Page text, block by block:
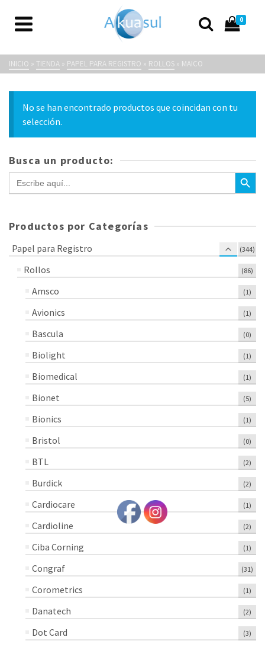
0
INICIO » TIENDA » PAPEL PARA REGISTRO » ROLLOS » MAICO
No se han encontrado productos que coincidan con tu
selección.
Busca un producto:
Buscar: Botón de
Productos por Categorías
Papel para Registro (344)
Rollos (86)
Amsco (1)
Avionics (1)
Bascula (0)
Biolight (1)
Biomedical (1)
Bionet (5)
Bionics (1)
Bristol (0)
BTL (2)
Burdick (2)
Cardiocare (1)
Cardioline (2)
Ciba Corning (1)
Congraf (31)
Corometrics (1)
Danatech (2)
Dot Card (3)